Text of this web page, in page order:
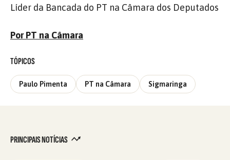
Líder da Bancada do PT na Câmara dos Deputados
Por PT na Câmara
TÓPICOS
Paulo Pimenta PT na Câmara Sigmaringa
PRINCIPAIS NOTÍCIAS